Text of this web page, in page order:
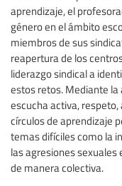
aprendizaje, el
género en el ámbito
miembros de sus
reapertura de los
liderazgo sindical a
estos retos. Mediante
escucha activa,
círculos de aprendizaje
temas difíciles como la
las agresiones sexuales
de manera colectiva.